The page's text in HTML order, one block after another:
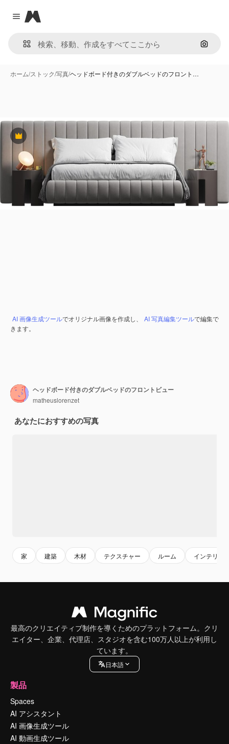
Close menu
Magnific
画像で
ホーム/ストック/写真/ヘッドボード付きのダブルベッドのフロント…
Premium
AI 画像生成ツールでオリジナル画像を作成し、 AI 写真編集ツールで編集で
きます。
ヘッドボード付きのダブルベッドのフロントビュー
matheuslorenzet
あなたにおすすめの写真
家 建築 木材 テクスチャー ルーム インテリア
最高のクリエイティブ制作を導くためのプラットフォーム。クリ
エイター、企業、代理店、スタジオを含む100万人以上が利用し
ています。
日本語
製品
Spaces
AI アシスタント
AI 画像生成ツール
AI 動画生成ツール